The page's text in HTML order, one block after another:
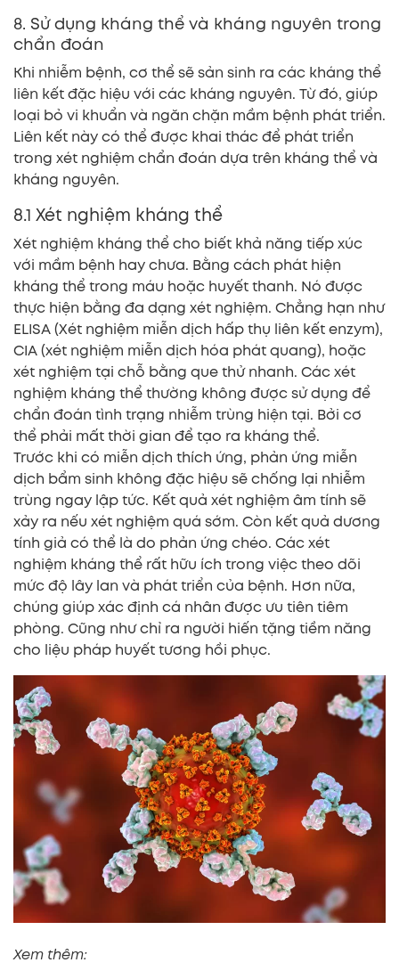
8. Sử dụng kháng thể và kháng nguyên trong
chẩn đoán
Khi nhiễm bệnh, cơ thể sẽ sản sinh ra các kháng thể
liên kết đặc hiệu với các kháng nguyên. Từ đó, giúp
loại bỏ vi khuẩn và ngăn chặn mầm bệnh phát triển.
Liên kết này có thể được khai thác để phát triển
trong xét nghiệm chẩn đoán dựa trên kháng thể và
kháng nguyên.
8.1 Xét nghiệm kháng thể
Xét nghiệm kháng thể cho biết khả năng tiếp xúc
với mầm bệnh hay chưa. Bằng cách phát hiện
kháng thể trong máu hoặc huyết thanh. Nó được
thực hiện bằng đa dạng xét nghiệm. Chẳng hạn như
ELISA (Xét nghiệm miễn dịch hấp thụ liên kết enzym),
CIA (xét nghiệm miễn dịch hóa phát quang), hoặc
xét nghiệm tại chỗ bằng que thử nhanh. Các xét
nghiệm kháng thể thường không được sử dụng để
chẩn đoán tình trạng nhiễm trùng hiện tại. Bởi cơ
thể phải mất thời gian để tạo ra kháng thể.
Trước khi có miễn dịch thích ứng, phản ứng miễn
dịch bẩm sinh không đặc hiệu sẽ chống lại nhiễm
trùng ngay lập tức. Kết quả xét nghiệm âm tính sẽ
xảy ra nếu xét nghiệm quá sớm. Còn kết quả dương
tính giả có thể là do phản ứng chéo. Các xét
nghiệm kháng thể rất hữu ích trong việc theo dõi
mức độ lây lan và phát triển của bệnh. Hơn nữa,
chúng giúp xác định cá nhân được ưu tiên tiêm
phòng. Cũng như chỉ ra người hiến tặng tiềm năng
cho liệu pháp huyết tương hồi phục.
Xem thêm: